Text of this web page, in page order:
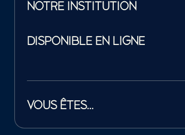
NOTRE INSTITUTION
DISPONIBLE EN LIGNE
VOUS ÊTES…
Tutelles et mécènes de la Philharmonie de Paris